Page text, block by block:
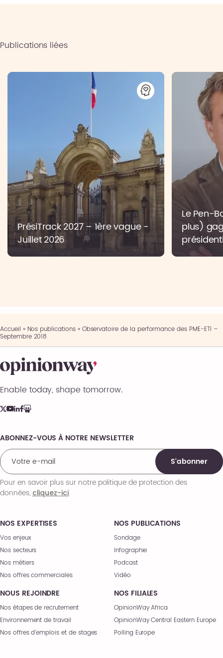
Publications liées
PrésiTrack 2027 – 1ère vague -
Juillet 2026
Le Pen-
plus)
Accueil » Nos publications» Observatoire de la performance des PME-ETI –
Septembre 2018
Enable today, shape tomorrow.
NOS EXPERTISES
Vos enjeux
Nos secteurs
Nos métiers
Nos offres commerciales
NOS PUBLICATIONS
Sondage
Infographie
Podcast
Vidéo
NOUS REJOINDRE
Nos étapes de recrutement
Environnement de travail
Nos offres d’emplois et de stages
NOS FILIALES
OpinionWay Africa
OpinionWay Central Eastern Europe
Polling Europe
Comments
ABONNEZ-VOUS À NOTRE NEWSLETTER
S'abonner
Pour en savoir plus sur notre politique de protection des
données,cliquez-ici.